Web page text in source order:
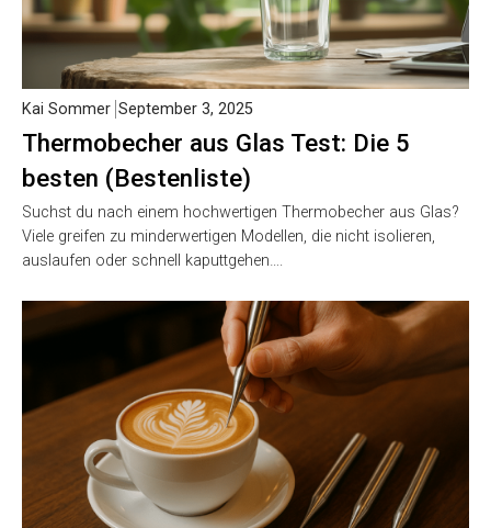
Thermobecher aus Glas Test: Die 5
besten (Bestenliste)
Kai Sommer September 3, 2025
Suchst du nach einem hochwertigen Thermobecher aus Glas?
Viele greifen zu minderwertigen Modellen, die nicht isolieren,
auslaufen oder schnell kaputtgehen….